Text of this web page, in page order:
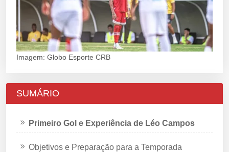
Imagem: Globo Esporte CRB
SUMÁRIO
Primeiro Gol e Experiência de Léo Campos
Objetivos e Preparação para a Temporada